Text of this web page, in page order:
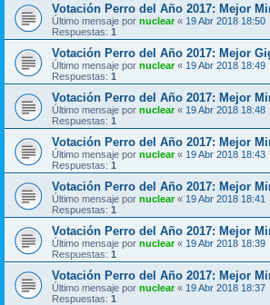
Votación Perro del Año 2017: Mejor
Último mensaje por nuclear« 19 Abr 2018 18:50
Respuestas: 1
Votación Perro del Año 2017: Mejor
Último mensaje por nuclear« 19 Abr 2018 18:49
Respuestas: 1
Votación Perro del Año 2017: Mejor
Último mensaje por nuclear« 19 Abr 2018 18:48
Respuestas: 1
Votación Perro del Año 2017: Mejor
Último mensaje por nuclear« 19 Abr 2018 18:43
Respuestas: 1
Votación Perro del Año 2017: Mejor
Último mensaje por nuclear« 19 Abr 2018 18:41
Respuestas: 1
Votación Perro del Año 2017: Mejor
Último mensaje por nuclear« 19 Abr 2018 18:39
Respuestas: 1
Votación Perro del Año 2017: Mejor
Último mensaje por nuclear« 19 Abr 2018 18:37
Respuestas: 1